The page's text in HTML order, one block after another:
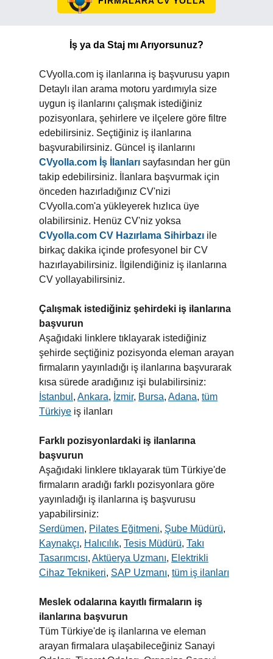
İş ya da Staj mı Arıyorsunuz?
CVyolla.com iş ilanlarına iş başvurusu yapın
Detaylı ilan arama motoru yardımıyla size
uygun iş ilanlarını çalışmak istediğiniz
pozisyonlara, şehirlere ve ilçelere göre filtre
edebilirsiniz. Seçtiğiniz iş ilanlarına
başvurabilirsiniz. Güncel iş ilanlarını
CVyolla.com İş İlanları sayfasından her gün
takip edebilirsiniz. İlanlara başvurmak için
önceden hazırladığınız CV'nizi
CVyolla.com'a yükleyerek hızlıca üye
olabilirsiniz. Henüz CV'niz yoksa
CVyolla.com CV Hazırlama Sihirbazı ile
birkaç dakika içinde profesyonel bir CV
hazırlayabilirsiniz. İlgilendiğiniz iş ilanlarına
CV yollayabilirsiniz.
Çalışmak istediğiniz şehirdeki iş ilanlarına
başvurun
Aşağıdaki linklere tıklayarak istediğiniz
şehirde seçtiğiniz pozisyonda eleman arayan
firmaların yayınladığı iş ilanlarına başvurarak
kısa sürede aradığınız işi bulabilirsiniz:
İstanbul , Ankara, İzmir, Bursa, Adana, tüm
Türkiye iş ilanları
Farklı pozisyonlardaki iş ilanlarına
başvurun
Aşağıdaki linklere tıklayarak tüm Türkiye'de
firmaların aradığı farklı pozisyonlara göre
yayınladığı iş ilanlarına iş başvurusu
yapabilirsiniz:
Serdümen, Pilates Eğitmeni, Şube Müdürü,
Kaynakçı, Halıcılık, Tesis Müdürü, Takı
Tasarımcısı, Aktüerya Uzmanı, Elektrikli
Cihaz Teknikeri, SAP Uzmanı, tüm iş ilanları
Meslek odalarına kayıtlı firmaların iş
ilanlarına başvurun
Tüm Türkiye'de iş ilanlarına ve eleman
arayan firmalara ulaşabileceğiniz Sanayi